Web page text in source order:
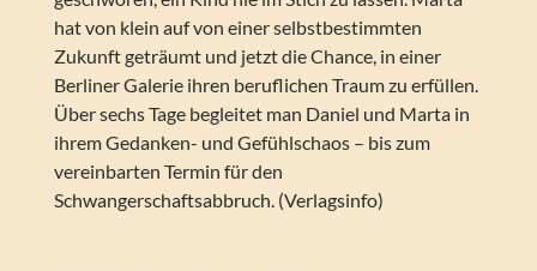
hat von klein auf von einer selbstbestimmten
Zukunft geträumt und jetzt die Chance, in einer
Berliner Galerie ihren beruflichen Traum zu erfüllen.
Über sechs Tage begleitet man Daniel und Marta in
ihrem Gedanken- und Gefühlschaos – bis zum
vereinbarten Termin für den
Schwangerschaftsabbruch. (Verlagsinfo)